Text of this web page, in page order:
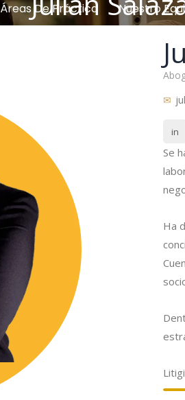
Áreas De Práctica Nuestro
in
Se
Ha